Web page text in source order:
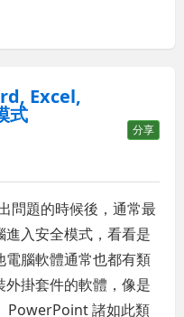
Excel,
式
分享
問題的時候後，通常最
入安全模式，看看是
腦軟體通常也都有類
掛套件的軟體，像是
PowerPoint 諸如此類